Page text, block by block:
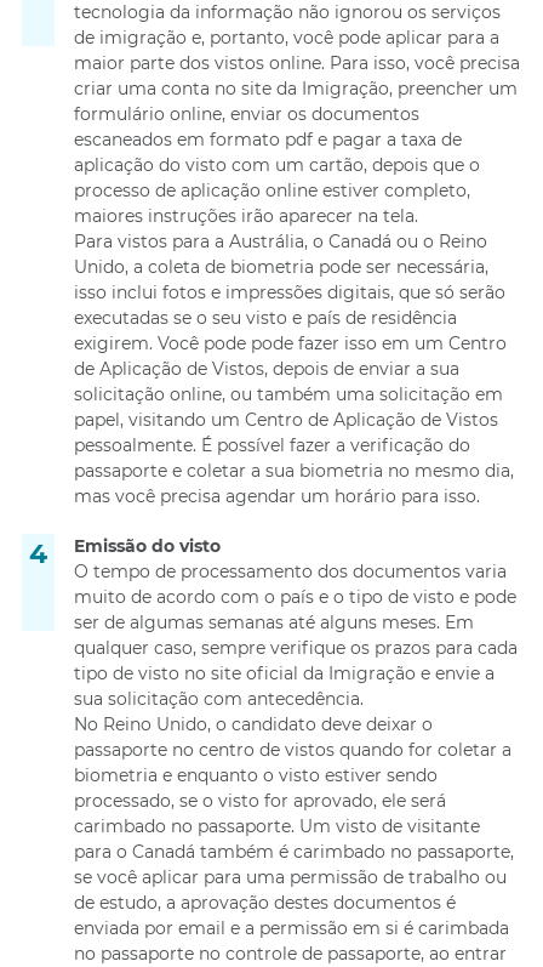
tecnologia da informação não ignorou os serviços
de imigração e, portanto, você pode aplicar para a
maior parte dos vistos online. Para isso, você precisa
criar uma conta no site da Imigração, preencher um
formulário online, enviar os documentos
escaneados em formato pdf e pagar a taxa de
aplicação do visto com um cartão, depois que o
processo de aplicação online estiver completo,
maiores instruções irão aparecer na tela.
Para vistos para a Austrália, o Canadá ou o Reino
Unido, a coleta de biometria pode ser necessária,
isso inclui fotos e impressões digitais, que só serão
executadas se o seu visto e país de residência
exigirem. Você pode pode fazer isso em um Centro
de Aplicação de Vistos, depois de enviar a sua
solicitação online, ou também uma solicitação em
papel, visitando um Centro de Aplicação de Vistos
pessoalmente. É possível fazer a verificação do
passaporte e coletar a sua biometria no mesmo dia,
mas você precisa agendar um horário para isso.
Emissão do visto
O tempo de processamento dos documentos varia
muito de acordo com o país e o tipo de visto e pode
ser de algumas semanas até alguns meses. Em
qualquer caso, sempre verifique os prazos para cada
tipo de visto no site oficial da Imigração e envie a
sua solicitação com antecedência.
No Reino Unido, o candidato deve deixar o
passaporte no centro de vistos quando for coletar a
biometria e enquanto o visto estiver sendo
processado, se o visto for aprovado, ele será
carimbado no passaporte. Um visto de visitante
para o Canadá também é carimbado no passaporte,
se você aplicar para uma permissão de trabalho ou
de estudo, a aprovação destes documentos é
enviada por email e a permissão em si é carimbada
no passaporte no controle de passaporte, ao entrar